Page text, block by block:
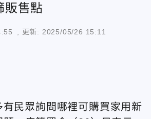
販售點
, 更新: 2025/05/26 15:11
民眾詢問哪裡可購買家用新